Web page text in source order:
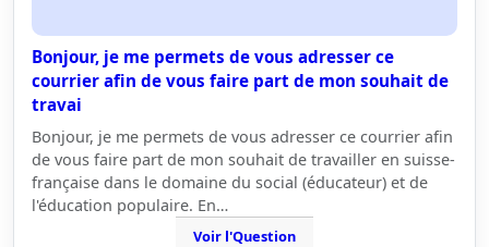
Bonjour, je me permets de vous adresser ce
courrier afin de vous faire part de mon souhait de
travai
Bonjour, je me permets de vous adresser ce courrier afin
de vous faire part de mon souhait de travailler en suisse-
française dans le domaine du social (éducateur) et de
l'éducation populaire. En…
Voir l'Question